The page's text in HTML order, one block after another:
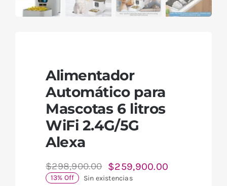
Alimentador
Automático para
Mascotas 6 litros
WiFi 2.4G/5G
Alexa
$298,900.00
El
precio
$259,900.00
El
precio
13% Off Sin existencias